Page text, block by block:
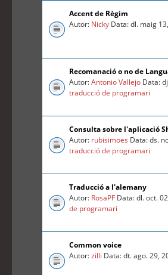
Accent de Règim
Autor: Nicky Data: dl. maig
Recomanació o no de
Autor:Antonio Vallejo Data:
traducció de programari
Consulta sobre l'aplicació
Autor: rubisimoes Data: ds.
traducció de programari
Traducció a l'alemany
Autor: RosaPF Data: dl. oct.
de programari
Common voice
Autor:zilli Data: dt. ago. 29,